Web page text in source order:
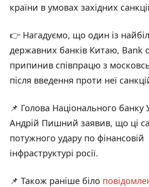
країни в умовах західних
👉 Нагадуємо, що один із
державних банків Китаю, Bank
припинив співпрацю з
після введення проти неї
📌 Голова Національного банку
Андрій Пишний заявив, що ці
потужного удару по фінансовій
інфраструктурі росії.
📌 Також раніше біло